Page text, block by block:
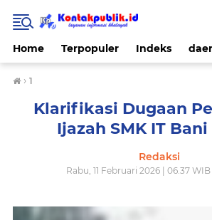
Home Terpopuler Indeks
› 1
Klarifikasi Dugaan
Ijazah SMK IT
Redaksi
Rabu, 11 Februari 2026 | 06.37 WIB |